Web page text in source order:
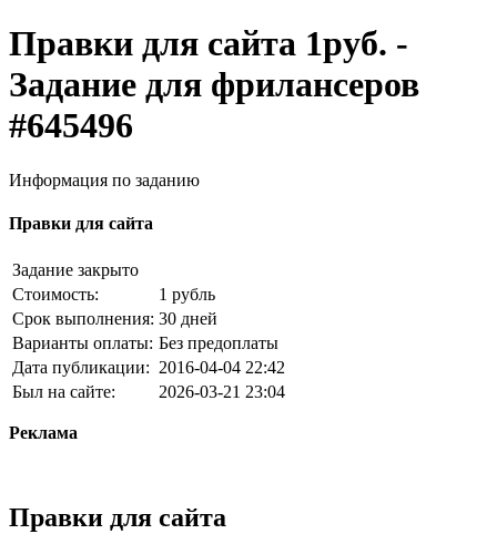
Правки для сайта 1руб. -
Задание для фрилансеров
#645496
Информация по заданию
Правки для сайта
Задание закрыто
Стоимость:
1 рубль
Срок выполнения: 30 дней
Варианты оплаты: Без предоплаты
Дата публикации: 2016-04-04 22:42
Был на сайте:
2026-03-21 23:04
Реклама
Правки для сайта